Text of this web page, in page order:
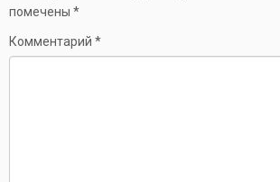
помечены *
Комментарий *